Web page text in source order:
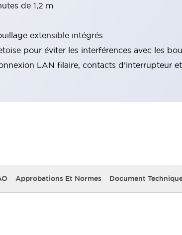
de 1,2 m
extensible intégrés
pour éviter les interférences avec les
LAN filaire, contacts d'interrupteur
Approbations Et Normes Document